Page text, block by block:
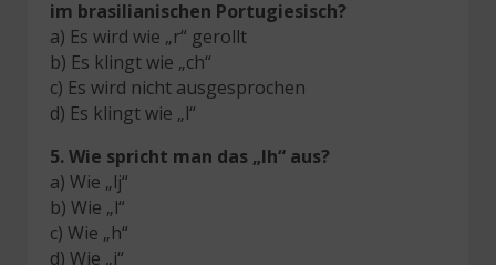
im brasilianischen Portugiesisch?
a) Es wird wie „r“ gerollt
b) Es klingt wie „ch“
c) Es wird nicht ausgesprochen
d) Es klingt wie „l“
5. Wie spricht man das „lh“ aus?
a) Wie „lj“
b) Wie „l“
c) Wie „h“
d) Wie „j“